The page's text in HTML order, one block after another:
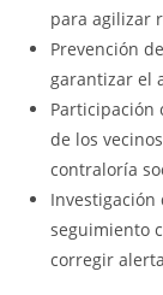
para agilizar
Prevención
garantizar el
Participación
de los
contraloría
Investigación
seguimiento
corregir